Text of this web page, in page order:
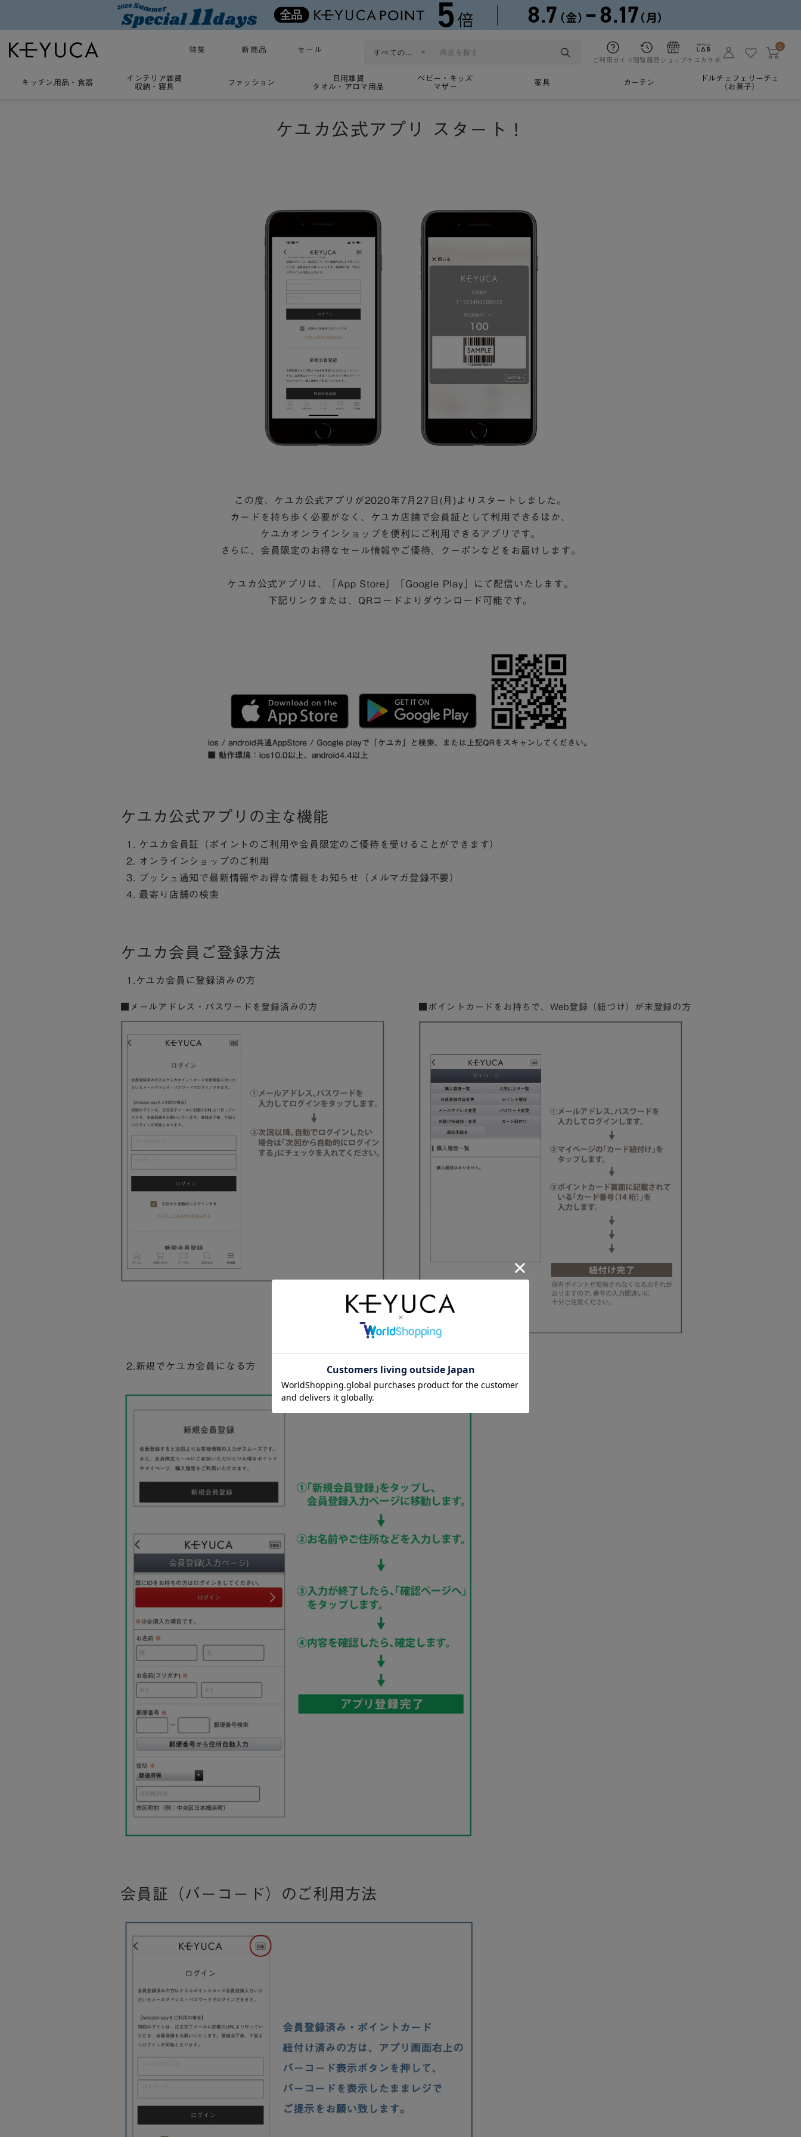
特集 新商品 セール
ご利用ガイド 閲覧履歴 ショップケユカラボ
0
キッチン用品 ・ 食器
インテリア雑貨
収納・寝具
ファッション
日用雑貨
タオル・アロマ用品
ベビー・キッズ
マザー
家具 カーテン
ドルチェフェリーチェ
（お菓子）
ケユカ公式アプリ スタート！
この度、ケユカ公式アプリが2020年7月27日(月)より スタートしました。
カードを持ち歩く必要がなく、ケユカ店舗で会員証として 利用できるほか、
ケユカオンラインショップを 便利にご利用できるアプリです。
さらに、会員限定のお得なセール情報やご優待、
クーポンなどをお届けします。
ケユカ公式アプリは、
「App Store」「Google Play」にて配信いたします。
下記リンクまたは、QRコードよりダウンロード可能です。
ケユカ公式アプリの主な機能
1. ケユカ会員証（ポイントのご利用や会員限定のご優待を受けることができます）
2. オンラインショップのご利用
3. プッシュ通知で最新情報やお得な情報をお知らせ（メルマガ登録不要）
4. 最寄り店舗の検索
ケユカ会員ご登録方法
1.ケユカ会員に登録済みの方
■メールアドレス・パスワードを登録済みの方 ■ポイントカードをお持ちで、Web登録（紐づけ）が未登録の方
2.新規でケユカ会員になる方
会員証（バーコード）のご利用方法